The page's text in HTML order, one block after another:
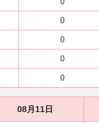
0
0
0
0
08月11日